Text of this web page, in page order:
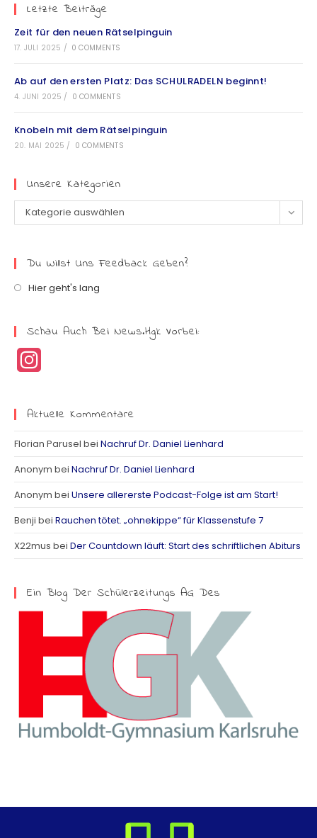
Letzte Beiträge
Zeit für den neuen Rätselpinguin
17. JULI 2025 / 0 COMMENTS
Ab auf den ersten Platz: Das SCHULRADELN beginnt!
4. JUNI 2025 / 0 COMMENTS
Knobeln mit dem Rätselpinguin
20. MAI 2025 / 0 COMMENTS
Unsere Kategorien
Kategorie auswählen
Du Willst Uns Feedback Geben?
Hier geht's lang
Schau Auch Bei News.hgk Vorbei:
a
m
Aktuelle Kommentare
Florian Parusel bei Nachruf Dr. Daniel Lienhard
Anonym bei Nachruf Dr. Daniel Lienhard
Anonym bei Unsere allererste Podcast-Folge ist am Start!
Benji bei Rauchen tötet. „ohnekippe“ für Klassenstufe 7
X22mus bei Der Countdown läuft: Start des schriftlichen Abiturs
Ein Blog Der Schülerzeitungs AG Des